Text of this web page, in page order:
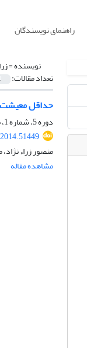
راهنمای نویسندگان
نویسنده =
تعداد مقالات:
حداقل معیشت در
دوره 5، شماره 1، بهار 1393، صفحه
منصور زراء
مشاهده مقاله